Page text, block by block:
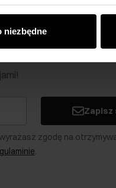
podczas
niezbędne
Zapisz
zgodę na
.